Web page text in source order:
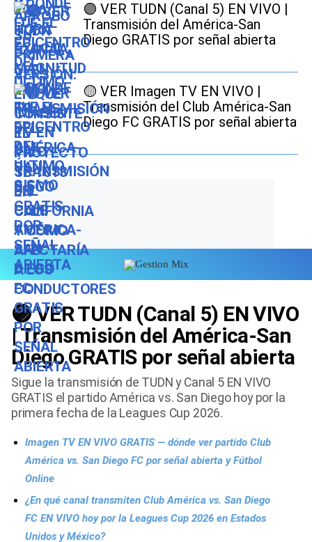
🟣 VER TUDN (Canal 5) EN VIVO |
Transmisión del América-San
Diego GRATIS por señal abierta
🟡 VER Imagen TV EN VIVO |
Transmisión del Club América-San
Diego FC GRATIS por señal abierta